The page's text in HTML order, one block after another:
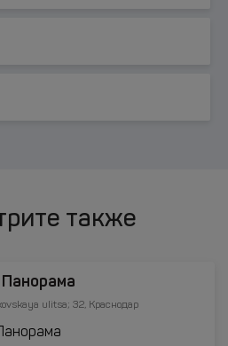
также
ulitsa; 32, Краснодар